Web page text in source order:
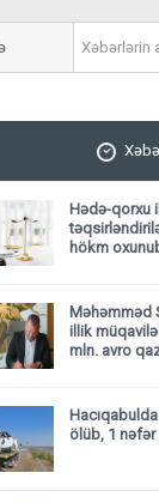
mövsümə 17
Hədə-qorxu
hökm
Məhəmməd
illik
mln. avro
ölüb, 1 nəfər